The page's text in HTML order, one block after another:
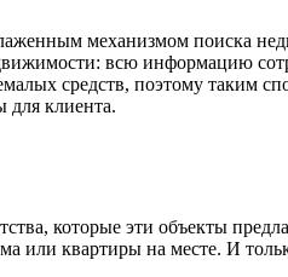
механизмом поиска
всю информацию
средств, поэтому таким
для клиента.
которые эти объекты
квартиры на месте. И